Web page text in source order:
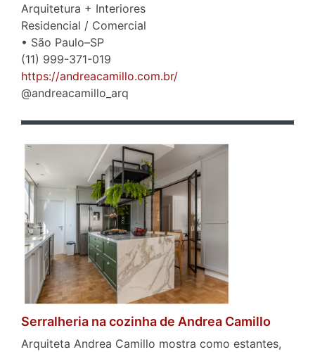
Arquitetura + Interiores
Residencial / Comercial
• São Paulo–SP
(11) 999-371-019
https://andreacamillo.com.br/
@andreacamillo_arq
Serralheria na cozinha de Andrea Camillo
Arquiteta Andrea Camillo mostra como estantes,